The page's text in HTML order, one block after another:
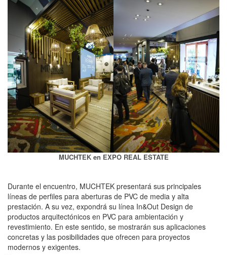
MUCHTEK en EXPO REAL ESTATE
Durante el encuentro, MUCHTEK presentará sus principales
líneas de perfiles para aberturas de PVC de media y alta
prestación. A su vez, expondrá su línea In&Out Design de
productos arquitectónicos en PVC para ambientación y
revestimiento. En este sentido, se mostrarán sus aplicaciones
concretas y las posibilidades que ofrecen para proyectos
modernos y exigentes.